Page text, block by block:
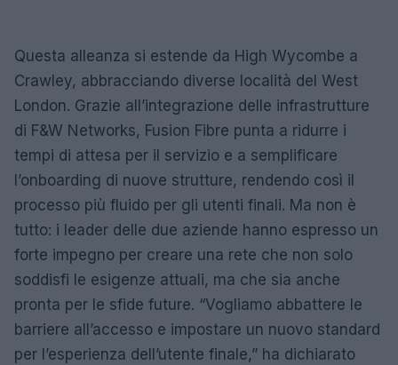
Questa alleanza si estende da High Wycombe a
Crawley, abbracciando diverse località del West
London. Grazie all’integrazione delle infrastrutture
di F&W Networks, Fusion Fibre punta a ridurre i
tempi di attesa per il servizio e a semplificare
l’onboarding di nuove strutture, rendendo così il
processo più fluido per gli utenti finali. Ma non è
tutto: i leader delle due aziende hanno espresso un
forte impegno per creare una rete che non solo
soddisfi le esigenze attuali, ma che sia anche
pronta per le sfide future. “Vogliamo abbattere le
barriere all’accesso e impostare un nuovo standard
per l’esperienza dell’utente finale,” ha dichiarato